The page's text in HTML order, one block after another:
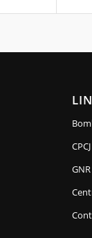
CPCJ
GNR